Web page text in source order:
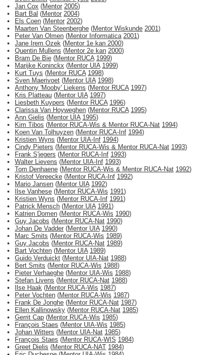
Jan Cox (Mentor 2005)
Bart Bal (Mentor 2004)
Els Coen (Mentor 2002)
Maarten Van Steenberghe (Mentor Wiskunde 2001)
Peter Van Olmen (Mentor Informatica 2001)
Jane Irem Ozek (Mentor 1e kan 2000)
Quentin Mullens (Mentor 2e kan 2000)
Bram De Bie (Mentor RUCA 1999)
Marijke Koninckx (Mentor UIA 1999)
Kurt Tuys (Mentor RUCA 1998)
Sven Maerivoet (Mentor UIA 1998)
Anthony 'Mooby' Liekens (Mentor RUCA 1997)
Kris Platteau (Mentor UIA 1997)
Liesbeth Kuypers (Mentor RUCA 1996)
Clarissa Van Hoyweghen (Mentor RUCA 1995)
Ann Gielis (Mentor UIA 1995)
Kim Tibos (Mentor RUCA-Wis & Mentor RUCA-Nat 1994)
Koen Van Tolhuyzen (Mentor RUCA-Inf 1994)
Kristien Wyns (Mentor UIA-Inf 1994)
Cindy Pieters (Mentor RUCA-Wis & Mentor RUCA-Nat 1993)
Frank S'jegers (Mentor RUCA-Inf 1993)
Walter Lievens (Mentor UIA-Inf 1993)
Tom Denhaene (Mentor RUCA-Wis & Mentor RUCA-Nat 1992)
Kristof Vereecke (Mentor RUCA-Inf 1992)
Mario Jansen (Mentor UIA 1992)
Ilse Vanhese (Mentor RUCA-Wis 1991)
Kristien Wyns (Mentor RUCA-Inf 1991)
Patrick Mensch (Mentor UIA 1991)
Katrien Domen (Mentor RUCA-Wis 1990)
Guy Jacobs (Mentor RUCA-Nat 1990)
Johan De Vadder (Mentor UIA 1990)
Marc Smits (Mentor RUCA-Wis 1989)
Guy Jacobs (Mentor RUCA-Nat 1989)
Bart Vochten (Mentor UIA 1989)
Guido Verduickt (Mentor UIA-Nat 1988)
Bert Smits (Mentor RUCA-Wis 1988)
Pieter Verhaeghe (Mentor UIA-Wis 1988)
Stefan Livens (Mentor RUCA-Nat 1988)
Ilse Haak (Mentor RUCA-Wis 1987)
Peter Vochten (Mentor RUCA-Wis 1987)
Frank De Jonghe (Mentor RUCA-Nat 1987)
Ellen Kallinowsky (Mentor RUCA-Nat 1985)
Gerrit Cap (Mentor RUCA-Wis 1985)
François Staes (Mentor UIA-Wis 1985)
Johan Witters (Mentor UIA-Nat 1985)
François Staes (Mentor RUCA-WIS 1984)
Greet Dielis (Mentor RUCA-NAT 1984)